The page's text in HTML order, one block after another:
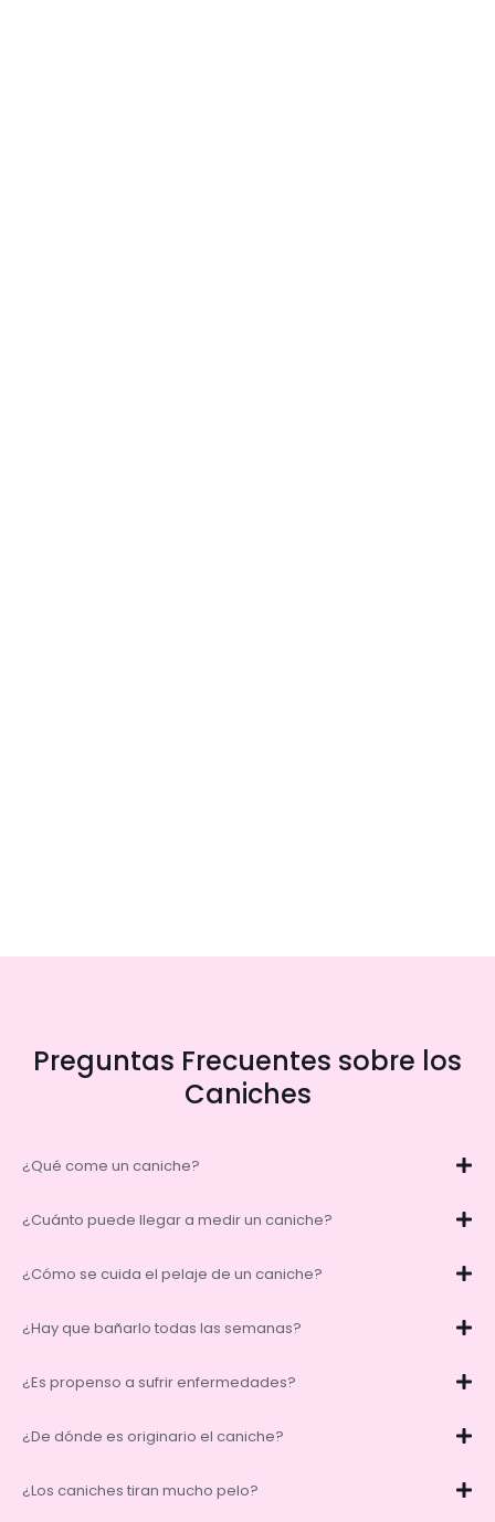
Preguntas Frecuentes sobre los
Caniches
¿Qué come un caniche?
¿Cuánto puede llegar a medir un caniche?
¿Cómo se cuida el pelaje de un caniche?
¿Hay que bañarlo todas las semanas?
¿Es propenso a sufrir enfermedades?
¿De dónde es originario el caniche?
¿Los caniches tiran mucho pelo?